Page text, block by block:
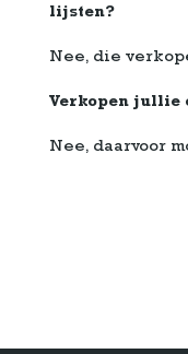
lijsten?
Nee, die
Verkopen jullie
Nee, daarvoor